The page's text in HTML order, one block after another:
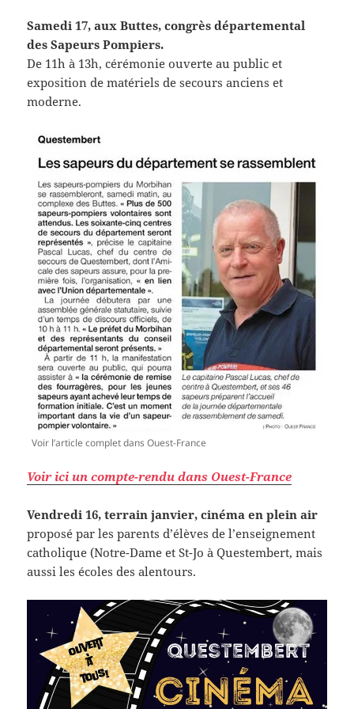
Samedi 17, aux Buttes, congrès départemental
des Sapeurs Pompiers.
De 11h à 13h, cérémonie ouverte au public et
exposition de matériels de secours anciens et
moderne.
Voir l’article complet dans Ouest-France
Voir ici un compte-rendu dans Ouest-France
Vendredi 16, terrain janvier, cinéma en plein air
proposé par les parents d’élèves de l’enseignement
catholique (Notre-Dame et St-Jo à Questembert, mais
aussi les écoles des alentours.